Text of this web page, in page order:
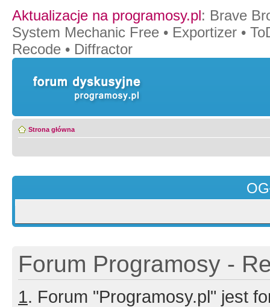
Aktualizacje na programosy.pl: Brave
System Mechanic Free • Exportizer •
Recode • Diffractor
Strona główna
Forum Programosy -
1. Forum "Programosy.pl" jest